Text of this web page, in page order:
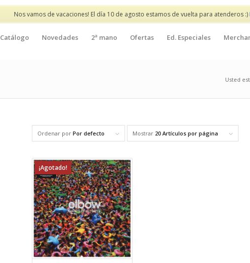
Nos vamos de vacaciones! El día 10 de agosto estamos de vuelta para atenderos :)
Catálogo Novedades 2ª mano Ofertas Ed. Especiales
Usted
Ordenar por Por defecto Mostrar 20 Artículos por página
¡Agotado!